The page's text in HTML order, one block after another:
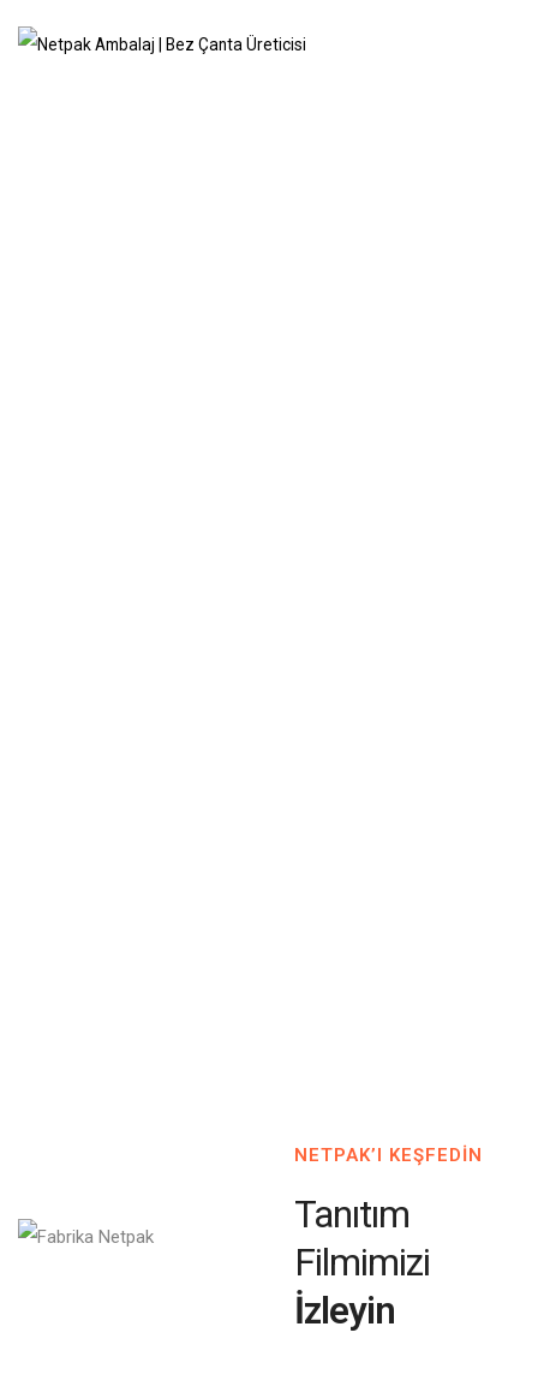
NETPAK’I KEŞFEDİN
Tanıtım
Filmimizi
İzleyin